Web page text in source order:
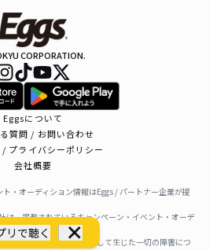
リで聴く
CORPORATION.
Eggsについて
質問 / お問い合わせ
プライバシーポリシー
会社概要
・オーディション情報はEggs / パートナー企業が提
は、掲載されているキャンペーン・イベント・オーデ
せん。
ーディション情報を利用して生じた一切の障害につ